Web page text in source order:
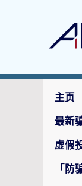
主页
最新
虚假
「防